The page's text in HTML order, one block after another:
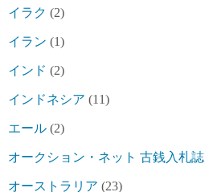
イラク (2)
イラン (1)
インド (2)
インドネシア (11)
エール (2)
オークション・ネット 古銭入札誌
オーストラリア (23)